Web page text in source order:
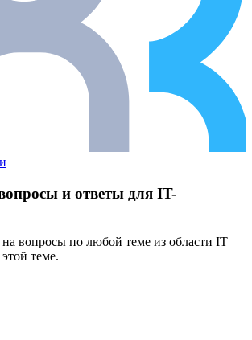
и ответы для IT-
вопросы по любой теме из области IT
теме.